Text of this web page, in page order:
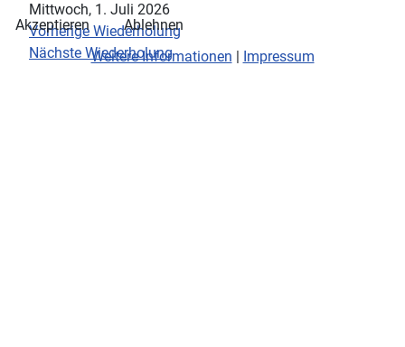
Mittwoch, 1. Juli 2026
Vorherige Wiederholung
Nächste Wiederholung
Akzeptieren
Ablehnen
Weitere Informationen | Impressum